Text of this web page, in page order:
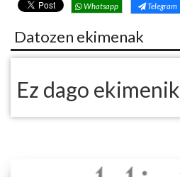
Whatsapp Telegram
Datozen ekimenak
Ez dago ekimenik